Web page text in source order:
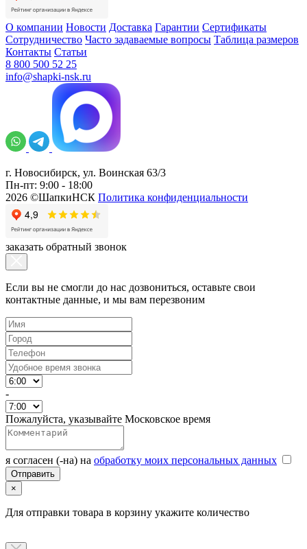
О компании Новости Доставка Гарантии Сертификаты
Сотрудничество Часто задаваемые вопросы Таблица размеров
Контакты Статьи
8 800 500 52 25
info@shapki-nsk.ru
г. Новосибирск, ул. Воинская 63/3
Пн-пт: 9:00 - 18:00
2026 ©ШапкиНСК Политика конфиденциальности
заказать обратный звонок
Если вы не смогли до нас дозвониться, оставьте свои
контактные данные, и мы вам перезвоним
-
Пожалуйста, указывайте Московское время
я согласен (-на) на обработку моих персональных данных
×
Для отправки товара в корзину укажите количество